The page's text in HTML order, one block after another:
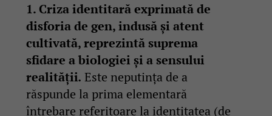
1. Criza identitară exprimată de
disforia de gen, indusă și atent
cultivată, reprezintă suprema
sfidare a biologiei și a sensului
realității.Este neputința de a
răspunde la prima elementară
întrebare referitoare la identitatea (de